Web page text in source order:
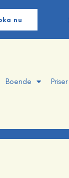
nu
Boende Priser